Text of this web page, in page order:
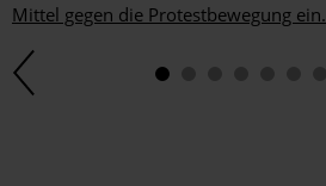
Mittel gegen die Protestbewegung ein.